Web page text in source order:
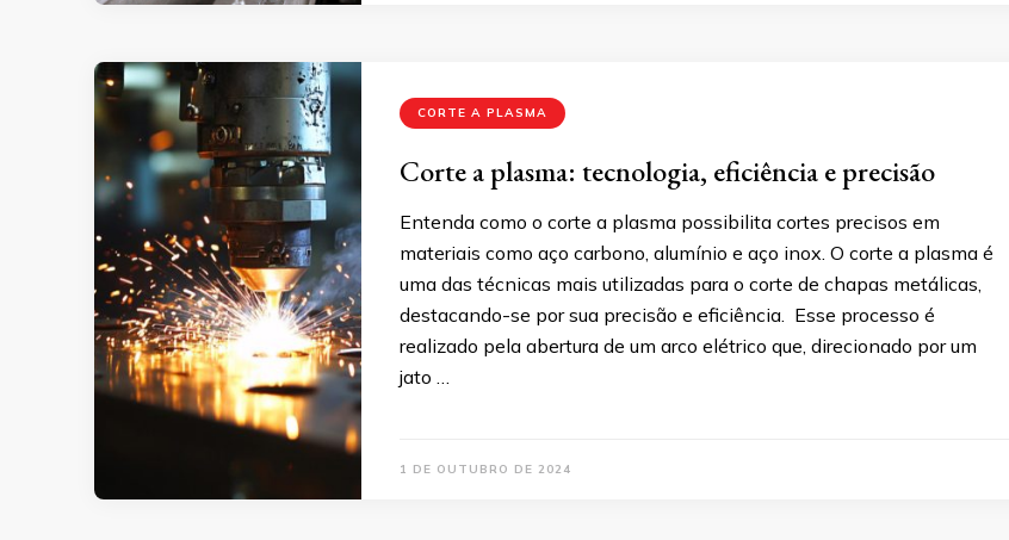
CORTE A PLASMA
Corte a plasma: tecnologia, eficiência e precisão
Entenda como o corte a plasma possibilita cortes precisos em
materiais como aço carbono, alumínio e aço inox. O corte a plasma é
uma das técnicas mais utilizadas para o corte de chapas metálicas,
destacando-se por sua precisão e eficiência. Esse processo é
realizado pela abertura de um arco elétrico que, direcionado por um
jato …
1 DE OUTUBRO DE 2024